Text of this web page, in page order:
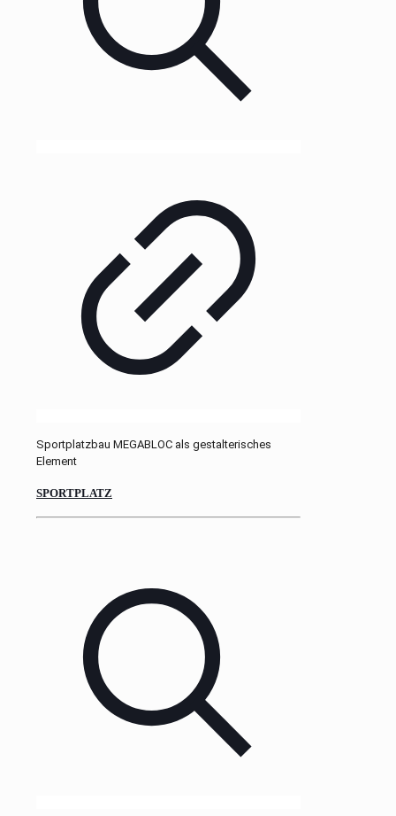
Sportplatzbau MEGABLOC als gestalterisches
Element
SPORTPLATZ